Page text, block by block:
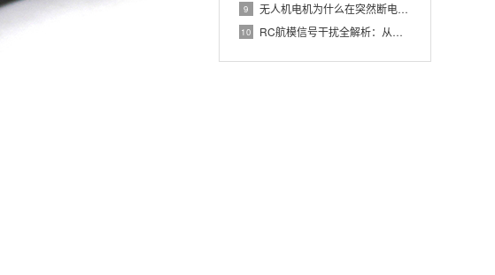
9 无人机电机为什么在突然断电时会产生高压脉冲？
10 RC航模信号干扰全解析：从图传雪花到遥控延迟的解决方案